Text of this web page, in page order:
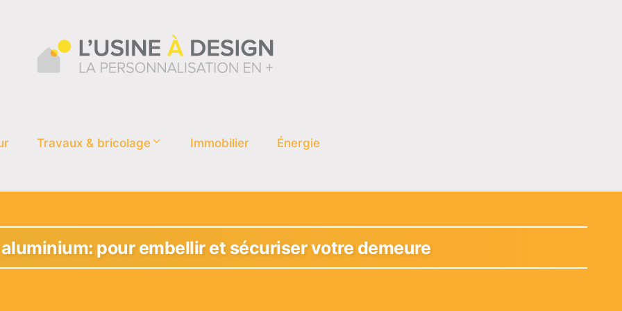
Travaux & bricolage Immobilier Énergie
pour embellir et sécuriser votre demeure